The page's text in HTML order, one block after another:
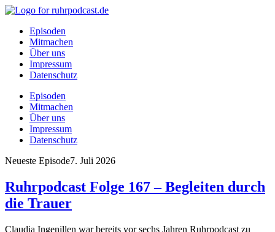
Episoden
Mitmachen
Über uns
Impressum
Datenschutz
Episoden
Mitmachen
Über uns
Impressum
Datenschutz
Neueste Episode7. Juli 2026
Ruhrpodcast Folge 167 – Begleiten durch
die Trauer
Claudia Ingenillen war bereits vor sechs Jahren Ruhrpodcast zu